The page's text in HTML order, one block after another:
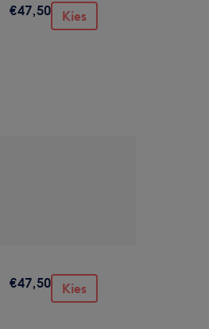
€47,50 Kies
€47,50 Kies